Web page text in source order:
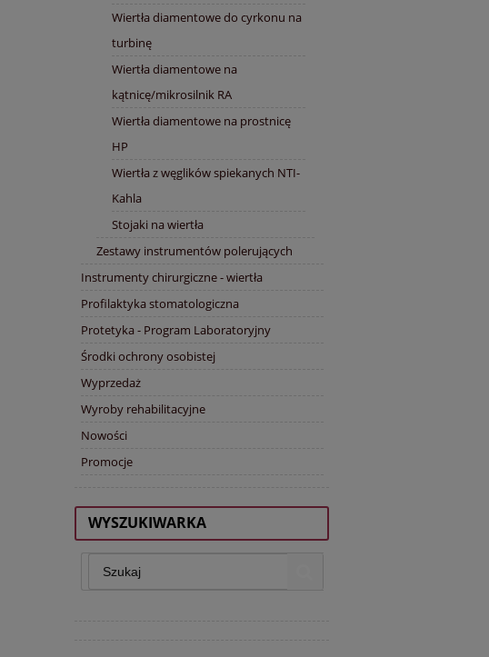
Wiertła diamentowe do cyrkonu na
turbinę
Wiertła diamentowe na
kątnicę/mikrosilnik RA
Wiertła diamentowe na prostnicę
HP
Wiertła z węglików spiekanych NTI-
Kahla
Stojaki na wiertła
Zestawy instrumentów polerujących
Instrumenty chirurgiczne - wiertła
Profilaktyka stomatologiczna
Protetyka - Program Laboratoryjny
Środki ochrony osobistej
Wyprzedaż
Wyroby rehabilitacyjne
Nowości
Promocje
WYSZUKIWARKA